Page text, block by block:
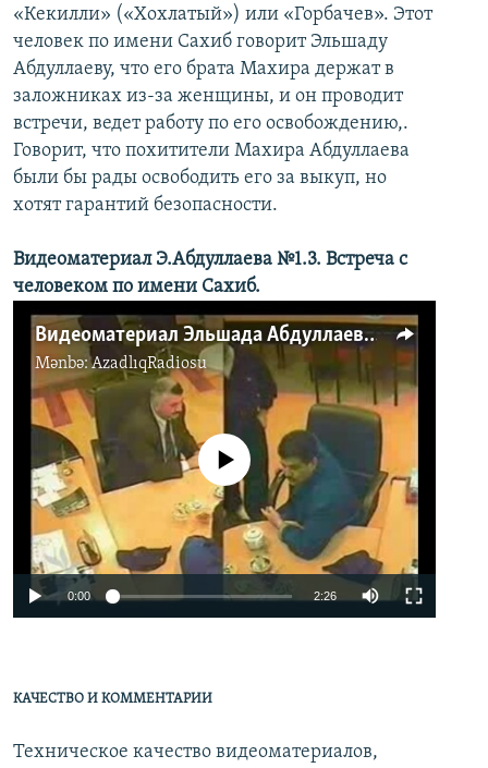
«Кекилли» («Хохлатый») или «Горбачев». Этот
человек по имени Сахиб говорит Эльшаду
Абдуллаеву, что его брата Махира держат в
заложниках из-за женщины, и он проводит
встречи, ведет работу по его освобождению,.
Говорит, что похитители Махира Абдуллаева
были бы рады освободить его за выкуп, но
хотят гарантий безопасности.
Видеоматериал Э.Абдуллаева №1.3. Встреча с
человеком по имени Сахиб.
Видеоматериал Эльшада Абдуллаева №1.3. Встреча с человеком по имени Сахиб
Mənbə:AzadlıqRadiosu
No media source currently available
0:00 2:26
КАЧЕСТВО И КОММЕНТАРИИ
Техническое качество видеоматериалов,